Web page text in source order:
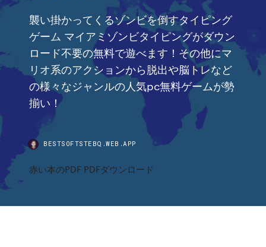
襲い掛かってくるゾンビを倒すタイピング
ゲーム マイアミゾンビタイピングがダウン
ロード不要の無料で遊べます！その他にマ
リオ系のアクションから脱出や脳トレなど
の様々なジャンルの人気pc無料ゲームが勢
揃い！
BESTSOFTSTEBQ.WEB.APP
赤い本のPDF PDFダウンロード